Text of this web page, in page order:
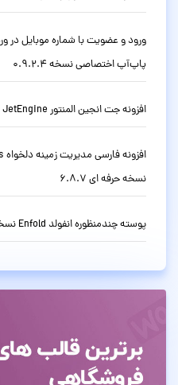
پاپ‌آپ اختصاصی نسخه 0.9.2.4
افزونه جت انجین المنتور JetEngine نسخه 3.8.13.2
نسخه حرفه ای 6.8.7
پوسته چندمنظوره انفولد Enfold نسخه 7.1.6